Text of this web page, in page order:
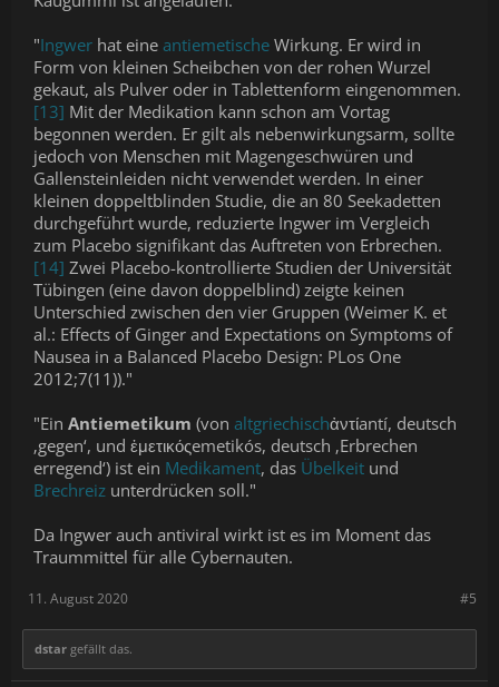
"Ingwer hat eine antiemetische Wirkung. Er wird in
Form von kleinen Scheibchen von der rohen Wurzel
gekaut, als Pulver oder in Tablettenform eingenommen.
[13] Mit der Medikation kann schon am Vortag
begonnen werden. Er gilt als nebenwirkungsarm, sollte
jedoch von Menschen mit Magengeschwüren und
Gallensteinleiden nicht verwendet werden. In einer
kleinen doppeltblinden Studie, die an 80 Seekadetten
durchgeführt wurde, reduzierte Ingwer im Vergleich
zum Placebo signifikant das Auftreten von Erbrechen.
[14] Zwei Placebo-kontrollierte Studien der Universität
Tübingen (eine davon doppelblind) zeigte keinen
Unterschied zwischen den vier Gruppen (Weimer K. et
al.: Effects of Ginger and Expectations on Symptoms of
Nausea in a Balanced Placebo Design: PLos One
2012;7(11))."
"Ein Antiemetikum (von altgriechischἀντίantí, deutsch
‚gegen‘, und ἐμετικόςemetikós, deutsch ‚Erbrechen
erregend‘) ist ein Medikament, das Übelkeit und
Brechreiz unterdrücken soll."
Da Ingwer auch antiviral wirkt ist es im Moment das
Traummittel für alle Cybernauten.
#5
11. August 2020
dstar gefällt das.